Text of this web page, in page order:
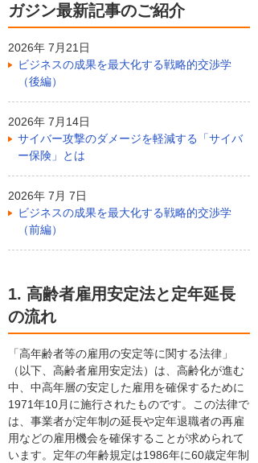
ガジン最新記事のご紹介
2026年 7月21日
ビジネスの成果を最大化する戦略的交渉学
（後編）
2026年 7月14日
サイバー攻撃のダメージを軽減する「サイバ
ー保険」とは
2026年 7月 7日
ビジネスの成果を最大化する戦略的交渉学
（前編）
1. 高齢者雇用安定法と定年延長
の流れ
「高年齢者等の雇用の安定等に関する法律」
（以下、高齢者雇用安定法）は、高齢化が進む
中、中高年層の安定した雇用を確保するために
1971年10月に施行されたものです。この法律で
は、事業者が定年制の延長や定年退職者の再雇
用などの雇用機会を確保することが求められて
います。定年の年齢規定は1986年に60歳定年制